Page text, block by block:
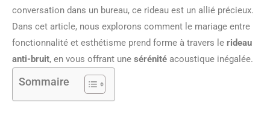
conversation dans un bureau, ce rideau est un allié précieux.
Dans cet article, nous explorons comment le mariage entre
fonctionnalité et esthétisme prend forme à travers le rideau
anti-bruit, en vous offrant une sérénité acoustique inégalée.
Sommaire